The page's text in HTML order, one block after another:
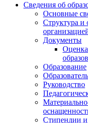
Сведения об
Основные
Структура и
Документы
Оценка
Образование
Руководство
Стипендии